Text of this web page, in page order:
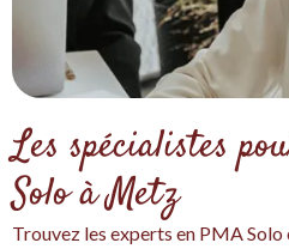
Les spécialistes
Solo à Metz
Trouvez les experts en PMA Solo